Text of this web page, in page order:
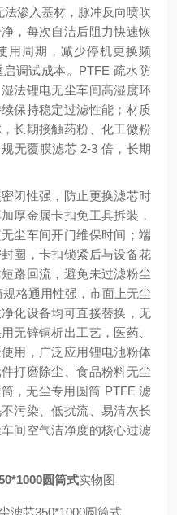
渗入基材，脉冲反向喷吹
，每次自洁后阻力快速恢
用周期，减少停机更换频
调试成本。PTFE 疏水防
法锂电无尘车间高湿度环
保持稳定过滤性能；材质
长期接触药粉、化工微粉
无覆膜滤芯 2-3 倍，长期
闭性强，防止更换滤芯时
厚金属卡扣免工具拆装，
尘车间开门维保时间；端
圈，卡扣锁紧后与设备花
路回流，避免未过滤粉尘
格通用性强，市面上无尘
化设备均可直接替换，无
无锌铜析出工艺，医药、
用，广泛应用锂电池粉体
打磨除尘、食品粉料无尘
，无尘专用圆筒 PTFE 滤
污染、低扰流、易清灰长
间空气洁净度的核心过滤
圆筒式实物图